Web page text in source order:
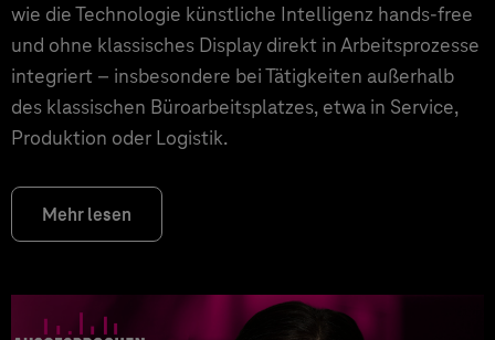
wie die Technologie künstliche Intelligenz hands-free
und ohne klassisches Display direkt in Arbeitsprozesse
integriert – insbesondere bei Tätigkeiten außerhalb
des klassischen Büroarbeitsplatzes, etwa in Service,
Produktion oder Logistik.
Mehr lesen